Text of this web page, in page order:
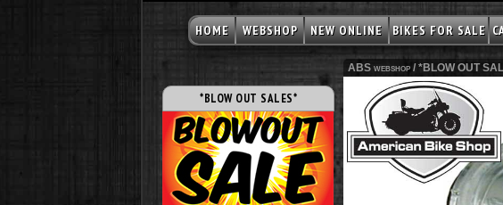
HOME WEBSHOP NEW ONLINE BIKES FOR SALE
*BLOW OUT SALES*
ABS webshop / *BLOW OUT